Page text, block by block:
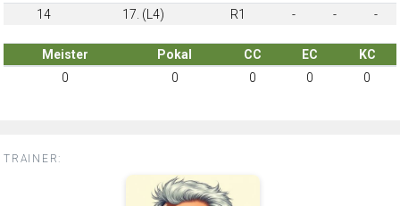
14
17. (L4) R1 - - -
Meister Pokal CC EC
KC
0
0 0 0 0
TRAINER: